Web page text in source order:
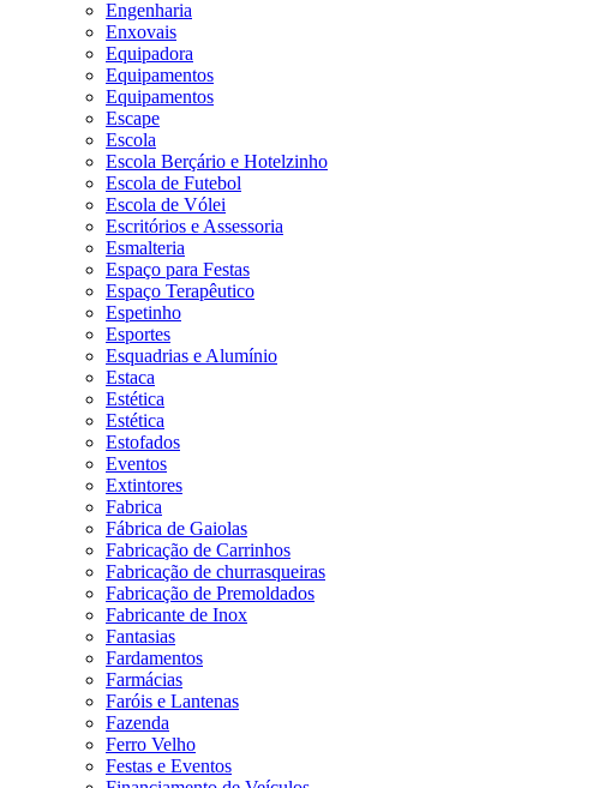
Engenharia
Enxovais
Equipadora
Equipamentos
Equipamentos
Escape
Escola
Escola Berçário e Hotelzinho
Escola de Futebol
Escola de Vólei
Escritórios e Assessoria
Esmalteria
Espaço para Festas
Espaço Terapêutico
Espetinho
Esportes
Esquadrias e Alumínio
Estaca
Estética
Estética
Estofados
Eventos
Extintores
Fabrica
Fábrica de Gaiolas
Fabricação de Carrinhos
Fabricação de churrasqueiras
Fabricação de Premoldados
Fabricante de Inox
Fantasias
Fardamentos
Farmácias
Faróis e Lantenas
Fazenda
Ferro Velho
Festas e Eventos